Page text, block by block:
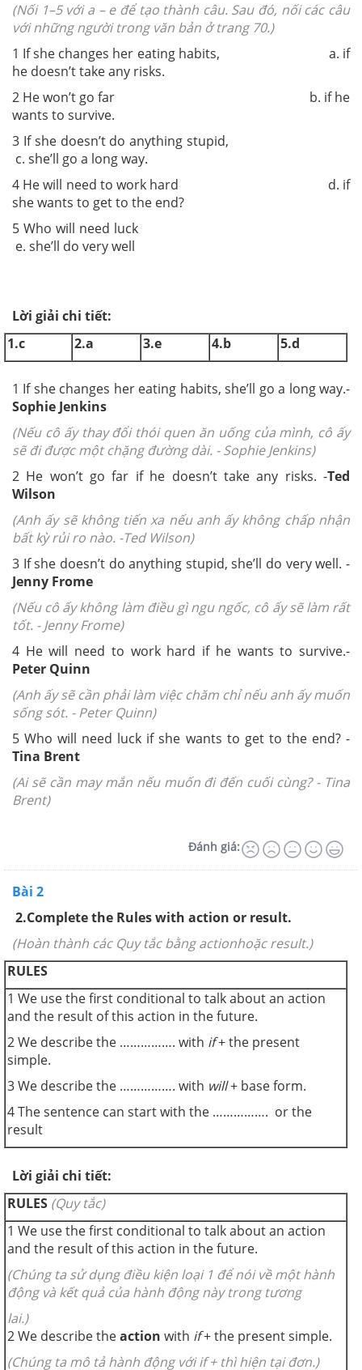
(Nối 1–5 với a – e để tạo thành câu. Sau đó, nối các câu
với những người trong văn bản ở trang 70.)
1 If she changes her eating habits, a. if
he doesn’t take any risks.
2 He won’t go far b. if he
wants to survive.
3 If she doesn’t do anything stupid,
c. she’ll go a long way.
4 He will need to work hard d. if
she wants to get to the end?
5 Who will need luck
e. she’ll do very well
Lời giải chi tiết:
1.c
2.a 3.e 4.b 5.d
1 If she changes her eating habits, she’ll go a long way.-
Sophie Jenkins
(Nếu cô ấy thay đổi thói quen ăn uống của mình, cô ấy
sẽ đi được một chặng đường dài. - Sophie Jenkins)
2 He won’t go far if he doesn’t take any risks. -Ted
Wilson
(Anh ấy sẽ không tiến xa nếu anh ấy không chấp nhận
bất kỳ rủi ro nào. -Ted Wilson)
3 If she doesn’t do anything stupid, she’ll do very well. -
Jenny Frome
(Nếu cô ấy không làm điều gì ngu ngốc, cô ấy sẽ làm rất
tốt. - Jenny Frome)
4 He will need to work hard if he wants to survive.-
Peter Quinn
(Anh ấy sẽ cần phải làm việc chăm chỉ nếu anh ấy muốn
sống sót. - Peter Quinn)
5Who will need luck if she wants to get to the end? -
Tina Brent
(Ai sẽ cần may mắn nếu muốn đi đến cuối cùng? - Tina
Brent)
Đánh giá:
Bài 2
2.Complete the Rules with action or result.
(Hoàn thành các Quy tắc bằng actionhoặc result.)
RULES
1 We use the first conditional to talk about an action
and the result of this action in the future.
2We describe the ……………. with if+ the present
simple.
3We describe the ……………. with will+ base form.
4The sentence can start with the ……………. or the
result
Lời giải chi tiết:
RULES (Quy tắc)
1 We use the first conditional to talk about an action
and the result of this action in the future.
(Chúng ta sử dụng điều kiện loại 1 để nói về một hành
động và kết quả của hành động này trong tương
lai.)
2We describe theaction with if+ the present simple.
(Chúng ta mô tả hành động với if + thì hiện tại đơn.)